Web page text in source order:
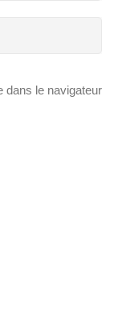
dans le navigateur